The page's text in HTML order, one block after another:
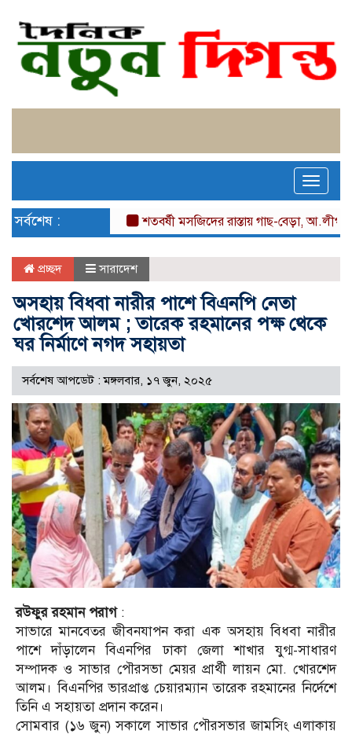
Toggle
সর্বশেষ : শতবর্ষী মসজিদের রাস্তায় গাছ-বেড়া, আ.লীগ নেতা
প্রচ্ছদ সারাদেশ
অসহায় বিধবা নারীর পাশে বিএনপি নেতা
খোরশেদ আলম ; তারেক রহমানের পক্ষ থেকে
ঘর নির্মাণে নগদ সহায়তা
সর্বশেষ আপডেট : মঙ্গলবার, ১৭ জুন, ২০২৫
রউফুর রহমান পরাগ:
সাভারে মানবেতর জীবনযাপন করা এক অসহায় বিধবা নারীর
পাশে দাঁড়ালেন বিএনপির ঢাকা জেলা শাখার যুগ্ম-সাধারণ
সম্পাদক ও সাভার পৌরসভা মেয়র প্রার্থী লায়ন মো. খোরশেদ
আলম। বিএনপির ভারপ্রাপ্ত চেয়ারম্যান তারেক রহমানের নির্দেশে
তিনি এ সহায়তা প্রদান করেন।
সোমবার (১৬ জুন) সকালে সাভার পৌরসভার জামসিং এলাকায়